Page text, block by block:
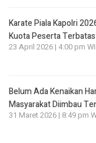
Karate Piala Kapolri
Kuota Peserta Terbatas
23 April 2026 | 4:00 pm
Belum Ada Kenaikan
Masyarakat Diimbau
31 Maret 2026 | 8:49 pm